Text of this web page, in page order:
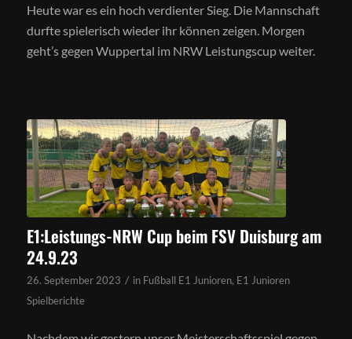
Heute war es ein hoch verdienter Sieg. Die Mannschaft
durfte spielerisch wieder ihr können zeigen. Morgen
geht’s gegen Wuppertal im NRW Leistungscup weiter.
E1:Leistungs-NRW Cup beim FSV Duisburg am
24.9.23
26. September 2023 / in Fußball E1 Junioren, E1 Junioren
Spielberichte